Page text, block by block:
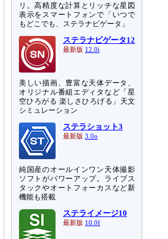
リ。高精度な計算とリッチな星図
表示をスマートフォンで「いつで
もどこでも、ステラナビゲータ」
ステラナビゲータ12
最新版 12.0i
美しい描画、豊富な天体データ、
オリジナル番組エディタなど「星
空ひろがる 楽しさひろげる」天文
シミュレーション
ステラショット3
最新版 3.0o
純国産のオールインワン天体撮影
ソフトがパワーアップ。ライブス
タックやオートフォーカスなど新
機能も搭載
ステライメージ10
最新版 10.0f